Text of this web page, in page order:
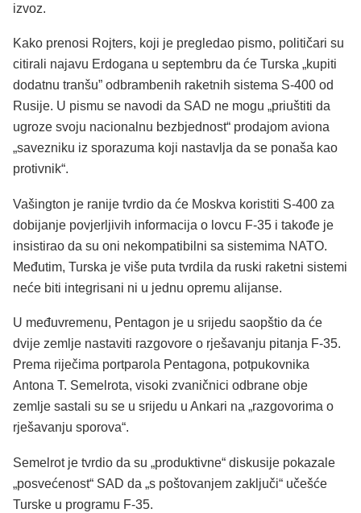
izvoz.
Kako prenosi Rojters, koji je pregledao pismo, političari su
citirali najavu Erdogana u septembru da će Turska „kupiti
dodatnu tranšu” odbrambenih raketnih sistema S-400 od
Rusije. U pismu se navodi da SAD ne mogu „priuštiti da
ugroze svoju nacionalnu bezbjednost“ prodajom aviona
„savezniku iz sporazuma koji nastavlja da se ponaša kao
protivnik“.
Vašington je ranije tvrdio da će Moskva koristiti S-400 za
dobijanje povjerljivih informacija o lovcu F-35 i takođe je
insistirao da su oni nekompatibilni sa sistemima NATO.
Međutim, Turska je više puta tvrdila da ruski raketni sistemi
neće biti integrisani ni u jednu opremu alijanse.
U međuvremenu, Pentagon je u srijedu saopštio da će
dvije zemlje nastaviti razgovore o rješavanju pitanja F-35.
Prema riječima portparola Pentagona, potpukovnika
Antona T. Semelrota, visoki zvaničnici odbrane obje
zemlje sastali su se u srijedu u Ankari na „razgovorima o
rješavanju sporova“.
Semelrot je tvrdio da su „produktivne“ diskusije pokazale
„posvećenost“ SAD da „s poštovanjem zaključi“ učešće
Turske u programu F-35.